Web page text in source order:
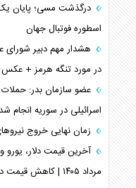
اسطوره فوتبال جهان
هشدار مهم دبیر شورای
در مورد تنگه هرمز + عکس
عضو سازمان بدر: حملات
اسرائیلی در سوریه انجام شد
زمان نهایی خروج
مرداد ۱۴۰۵ | کاهش